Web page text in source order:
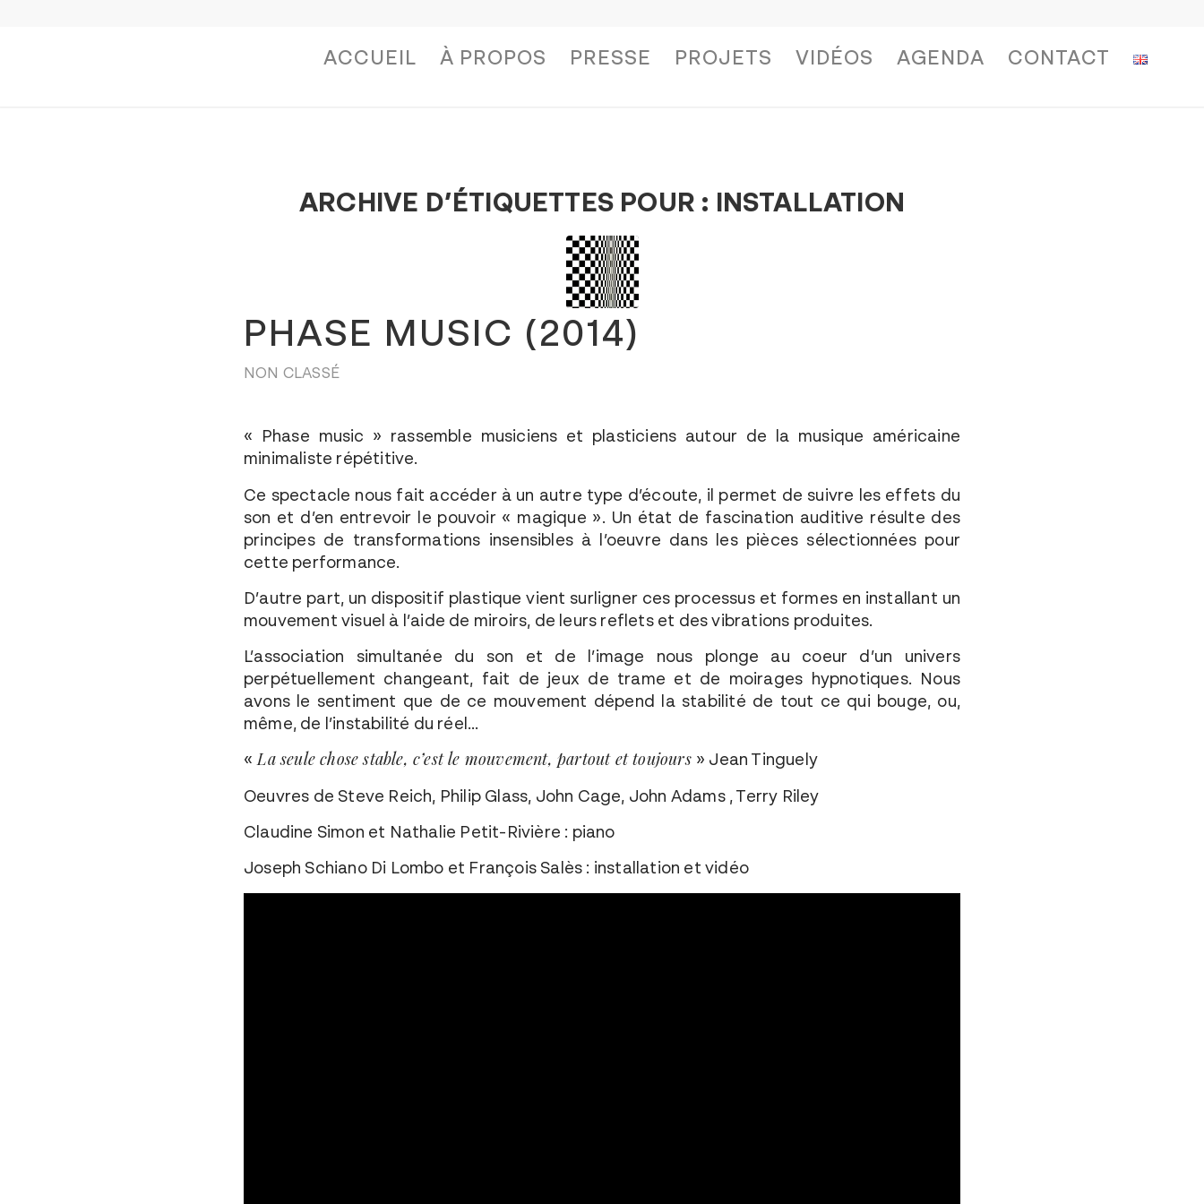
ACCUEIL À PROPOS PRESSE PROJETS VIDÉOS AGENDA CONTACT
ARCHIVE D’ÉTIQUETTES POUR : INSTALLATION
PHASE MUSIC (2014)
NON CLASSÉ
« Phase music » rassemble musiciens et plasticiens autour de la musique américaine
minimaliste répétitive.
Ce spectacle nous fait accéder à un autre type d’écoute, il permet de suivre les effets du
son et d’en entrevoir le pouvoir « magique ». Un état de fascination auditive résulte des
principes de transformations insensibles à l’oeuvre dans les pièces sélectionnées pour
cette performance.
D’autre part, un dispositif plastique vient surligner ces processus et formes en installant un
mouvement visuel à l’aide de miroirs, de leurs reflets et des vibrations produites.
L’association simultanée du son et de l’image nous plonge au coeur d’un univers
perpétuellement changeant, fait de jeux de trame et de moirages hypnotiques. Nous
avons le sentiment que de ce mouvement dépend la stabilité de tout ce qui bouge, ou,
même, de l’instabilité du réel…
« La seule chose stable, c’est le mouvement, partout et toujours » Jean Tinguely
Oeuvres de Steve Reich, Philip Glass, John Cage, John Adams , Terry Riley
Claudine Simon et Nathalie Petit-Rivière : piano
Joseph Schiano Di Lombo et François Salès : installation et vidéo